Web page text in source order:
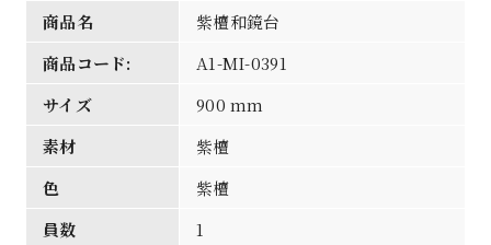
商品名
紫檀和鏡台
商品コード:
A1-MI-0391
サイズ
900 mm
素材
紫檀
色
紫檀
員数
1